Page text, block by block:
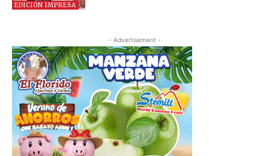
EDICIÓN IMPRESA
- Advertisement -